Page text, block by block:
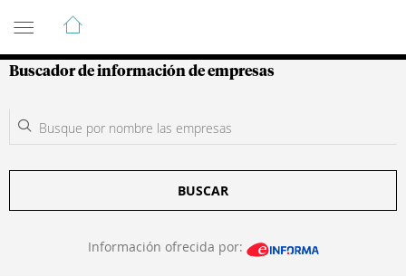
Guía de Empresas Colombianas
Buscador de información de empresas
BUSCAR
Información ofrecida por: